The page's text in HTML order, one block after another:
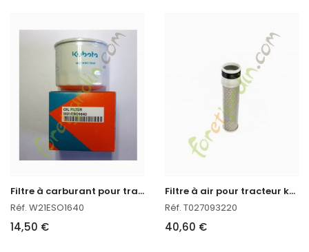
F
iltre à carburant pour tracteur kubota
Réf. W21ESO1640
14,50 €
F
iltre à air pour tracteur kubota
Réf. T027093220
40,60 €